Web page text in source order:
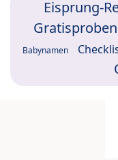
Eisprung-
Gratisproben
Babynamen